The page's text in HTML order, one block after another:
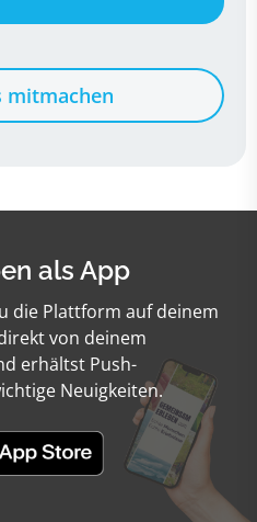
mitmachen
als App
die Plattform auf deinem
von deinem
erhältst Push-
Neuigkeiten.